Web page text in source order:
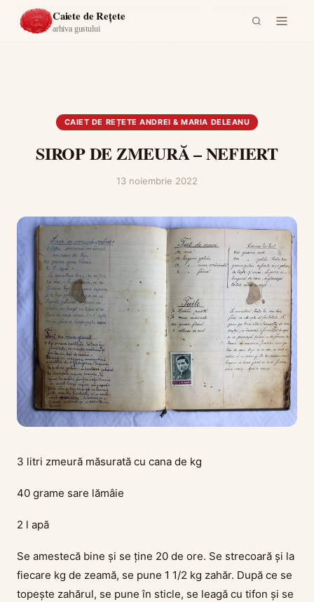
Caiete de Rețete
arhiva gustului
Acasă ›
NEFIERT
CAIET DE REȚETE ANDREI & MARIA DELEANU
SIROP DE ZMEURĂ – NEFIERT
13 noiembrie 2022
3 litri zmeură măsurată cu cana de kg
40 grame sare lămâie
2 l apă
Se amestecă bine și se ține 20 de ore. Se strecoară și la
fiecare kg de zeamă, se pune 1 1/2 kg zahăr. După ce se
topește zahărul, se pune în sticle, se leagă cu tifon și se